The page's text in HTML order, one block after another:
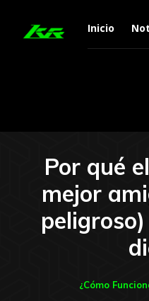
Inicio
Por qué
mejor
¿Cómo